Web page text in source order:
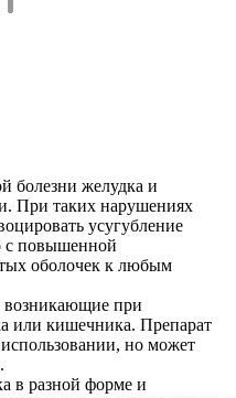
болезни желудка и
При таких нарушениях
усугубление
с повышенной
оболочек к любым
возникающие при
или кишечника. Препарат
но может
в разной форме и